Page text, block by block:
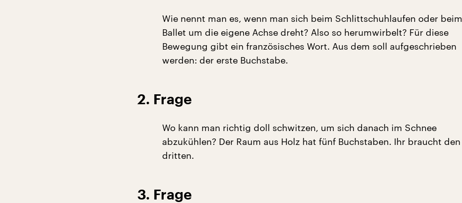
Wie nennt man es, wenn man sich beim Schlittschuhlaufen oder beim
Ballet um die eigene Achse dreht? Also so herumwirbelt? Für diese
Bewegung gibt ein französisches Wort. Aus dem soll aufgeschrieben
werden: der erste Buchstabe.
2. Frage
Wo kann man richtig doll schwitzen, um sich danach im Schnee
abzukühlen? Der Raum aus Holz hat fünf Buchstaben. Ihr braucht den
dritten.
3. Frage